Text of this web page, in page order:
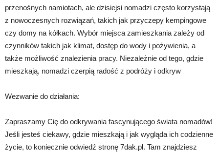
przenośnych namiotach, ale dzisiejsi nomadzi często korzystają
z nowoczesnych rozwiązań, takich jak przyczepy kempingowe
czy domy na kółkach. Wybór miejsca zamieszkania zależy od
czynników takich jak klimat, dostęp do wody i pożywienia, a
także możliwość znalezienia pracy. Niezależnie od tego, gdzie
mieszkają, nomadzi czerpią radość z podróży i odkryw
Wezwanie do działania:
Zapraszamy Cię do odkrywania fascynującego świata nomadów!
Jeśli jesteś ciekawy, gdzie mieszkają i jak wygląda ich codzienne
życie, to koniecznie odwiedź stronę 7dak.pl. Tam znajdziesz